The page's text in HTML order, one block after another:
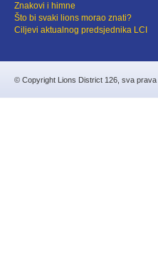
Znakovi i himne
Što bi svaki lions morao znati?
Ciljevi aktualnog predsjednika LCI
© Copyright Lions District 126, sva